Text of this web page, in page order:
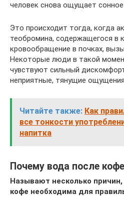
человек снова ощущает
Это происходит тогда, когда
теобромина, содержащегося в
кровообращение в почках,
Некоторые люди в такой
чувствуют сильный
неприятные, тянущие
Читайте также: Как
все тонкости
напитка
Почему вода после
Называют несколько
кофе необходима для